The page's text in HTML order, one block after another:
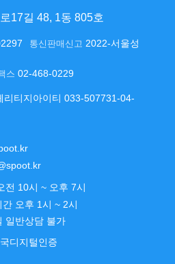
17길 48, 1동 805호
통신판매신고 2022-서울성
스 02-468-0229
리티지아이티 033-507731-04-
전 10시 ~ 오후 7시
간 오후 1시 ~ 2시
일반상담 불가
디지털인증